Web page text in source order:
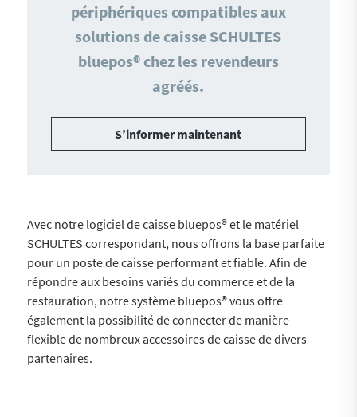
périphériques compatibles aux
solutions de caisse SCHULTES
bluepos® chez les revendeurs
agréés.
S’informer maintenant
Avec notre logiciel de caisse bluepos® et le matériel
SCHULTES correspondant, nous offrons la base parfaite
pour un poste de caisse performant et fiable. Afin de
répondre aux besoins variés du commerce et de la
restauration, notre système bluepos® vous offre
également la possibilité de connecter de manière
flexible de nombreux accessoires de caisse de divers
partenaires.